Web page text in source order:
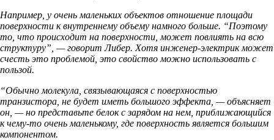
Например, у очень маленьких объектов отношение площади
поверхности к внутреннему объему намного больше. “Поэтому
то, что происходит на поверхности, может повлиять на всю
структуру”, — говорит Либер. Хотя инженер-электрик может
счесть это проблемой, это свойство можно использовать с
пользой.
“Обычно молекула, связывающаяся с поверхностью
транзистора, не будет иметь большого эффекта, — объясняет
он, — но представьте белок с зарядом на нем, приближающийся
к чему-то очень маленькому, где поверхность является большим
компонентом.